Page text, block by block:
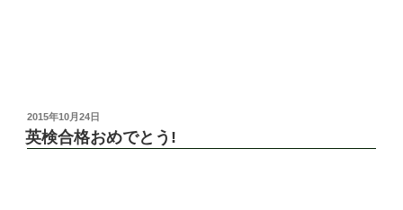
投
稿
日:
2015年10月24日
英検合格おめでとう!